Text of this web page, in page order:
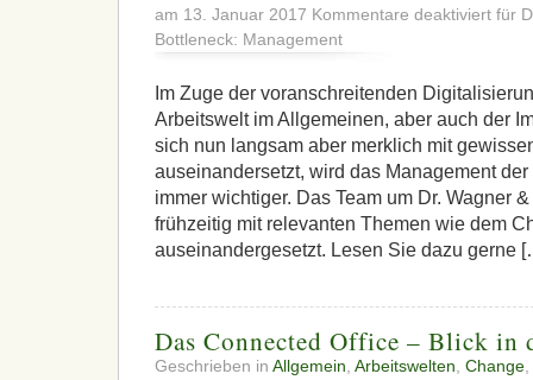
am 13. Januar 2017 Kommentare deaktiviert für
Bottleneck: Management
Im Zuge der voranschreitenden
Arbeitswelt im Allgemeinen, aber auch der
sich nun langsam aber merklich mit
auseinandersetzt, wird das Management
immer wichtiger. Das Team um Dr. Wagner
frühzeitig mit relevanten Themen wie dem
auseinandergesetzt. Lesen Sie dazu gerne
Das Connected Office – Blick in
Geschrieben in Allgemein, Arbeitswelten, Change,